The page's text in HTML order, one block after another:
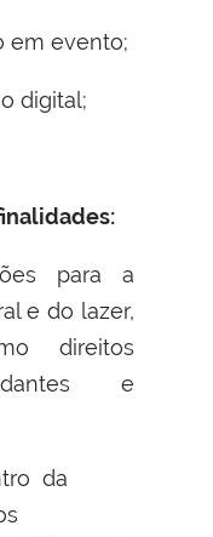
em evento;
digital;
para a
e do lazer,
direitos
e
da